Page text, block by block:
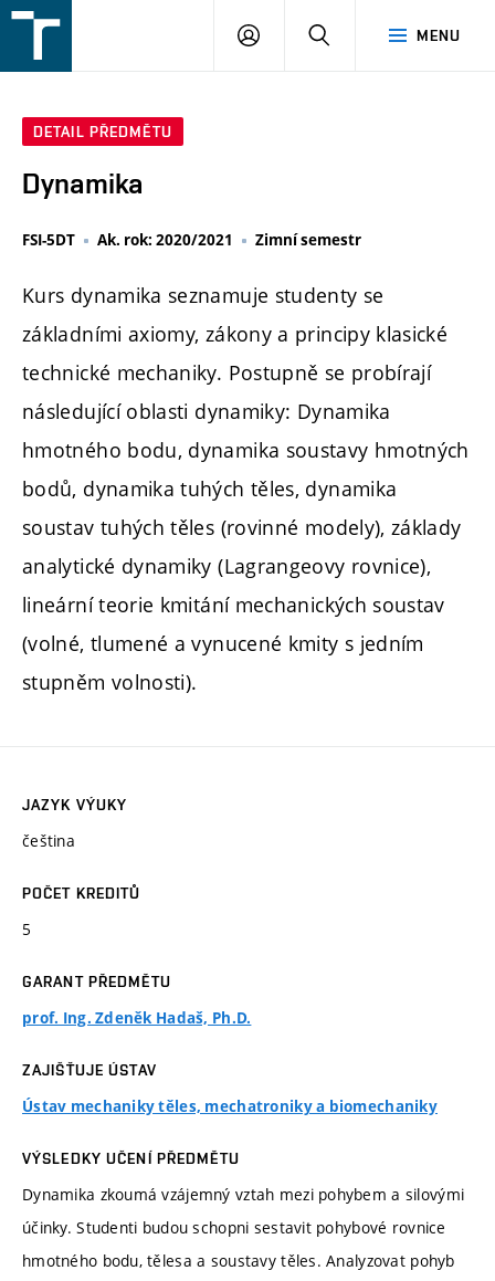
v
MENU
PŘIHLÁŠENÍ
DETAIL PŘEDMĚTU
Dynamika
FSI-5DT Ak. rok: 2020/2021 Zimní semestr
Kurs dynamika seznamuje studenty se
základními axiomy, zákony a principy klasické
technické mechaniky. Postupně se probírají
následující oblasti dynamiky: Dynamika
hmotného bodu, dynamika soustavy hmotných
bodů, dynamika tuhých těles, dynamika
soustav tuhých těles (rovinné modely), základy
analytické dynamiky (Lagrangeovy rovnice),
lineární teorie kmitání mechanických soustav
(volné, tlumené a vynucené kmity s jedním
stupněm volnosti).
JAZYK VÝUKY
čeština
POČET KREDITŮ
5
GARANT PŘEDMĚTU
prof. Ing. Zdeněk Hadaš, Ph.D.
ZAJIŠŤUJE ÚSTAV
Ústav mechaniky těles, mechatroniky a biomechaniky
VÝSLEDKY UČENÍ PŘEDMĚTU
Dynamika zkoumá vzájemný vztah mezi pohybem a silovými
účinky. Studenti budou schopni sestavit pohybové rovnice
hmotného bodu, tělesa a soustavy těles. Analyzovat pohyb